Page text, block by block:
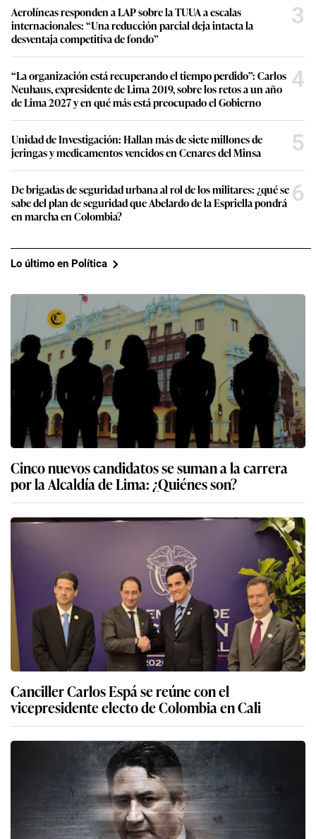
Aerolíneas responden a LAP sobre la TUUA a escalas
internacionales: “Una reducción parcial deja intacta la
desventaja competitiva de fondo”
3
“La organización está recuperando el tiempo perdido”: Carlos
Neuhaus, expresidente de Lima 2019, sobre los retos a un año
de Lima 2027 y en qué más está preocupado el Gobierno
4
Unidad de Investigación: Hallan más de siete millones de
jeringas y medicamentos vencidos en Cenares del Minsa
5
De brigadas de seguridad urbana al rol de los militares: ¿qué se
sabe del plan de seguridad que Abelardo de la Espriella pondrá
en marcha en Colombia?
6
Lo último en Política
Cinco nuevos candidatos se suman a la carrera
por la Alcaldía de Lima: ¿Quiénes son?
Canciller Carlos Espá se reúne con el
vicepresidente electo de Colombia en Cali